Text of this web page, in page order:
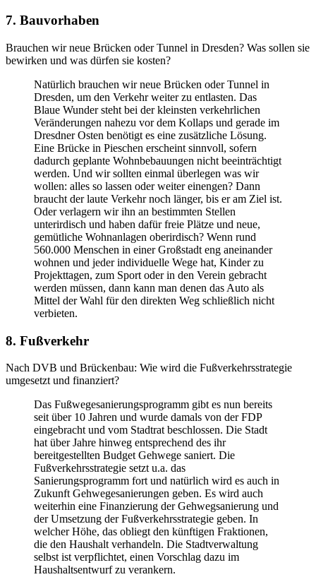
7. Bauvorhaben
Brauchen wir neue Brücken oder Tunnel in Dresden? Was sollen sie
bewirken und was dürfen sie kosten?
Natürlich brauchen wir neue Brücken oder Tunnel in
Dresden, um den Verkehr weiter zu entlasten. Das
Blaue Wunder steht bei der kleinsten verkehrlichen
Veränderungen nahezu vor dem Kollaps und gerade im
Dresdner Osten benötigt es eine zusätzliche Lösung.
Eine Brücke in Pieschen erscheint sinnvoll, sofern
dadurch geplante Wohnbebauungen nicht beeinträchtigt
werden. Und wir sollten einmal überlegen was wir
wollen: alles so lassen oder weiter einengen? Dann
braucht der laute Verkehr noch länger, bis er am Ziel ist.
Oder verlagern wir ihn an bestimmten Stellen
unterirdisch und haben dafür freie Plätze und neue,
gemütliche Wohnanlagen oberirdisch? Wenn rund
560.000 Menschen in einer Großstadt eng aneinander
wohnen und jeder individuelle Wege hat, Kinder zu
Projekttagen, zum Sport oder in den Verein gebracht
werden müssen, dann kann man denen das Auto als
Mittel der Wahl für den direkten Weg schließlich nicht
verbieten.
8. Fußverkehr
Nach DVB und Brückenbau: Wie wird die Fußverkehrsstrategie
umgesetzt und finanziert?
Das Fußwegesanierungsprogramm gibt es nun bereits
seit über 10 Jahren und wurde damals von der FDP
eingebracht und vom Stadtrat beschlossen. Die Stadt
hat über Jahre hinweg entsprechend des ihr
bereitgestellten Budget Gehwege saniert. Die
Fußverkehrsstrategie setzt u.a. das
Sanierungsprogramm fort und natürlich wird es auch in
Zukunft Gehwegesanierungen geben. Es wird auch
weiterhin eine Finanzierung der Gehwegsanierung und
der Umsetzung der Fußverkehrsstrategie geben. In
welcher Höhe, das obliegt den künftigen Fraktionen,
die den Haushalt verhandeln. Die Stadtverwaltung
selbst ist verpflichtet, einen Vorschlag dazu im
Haushaltsentwurf zu verankern.